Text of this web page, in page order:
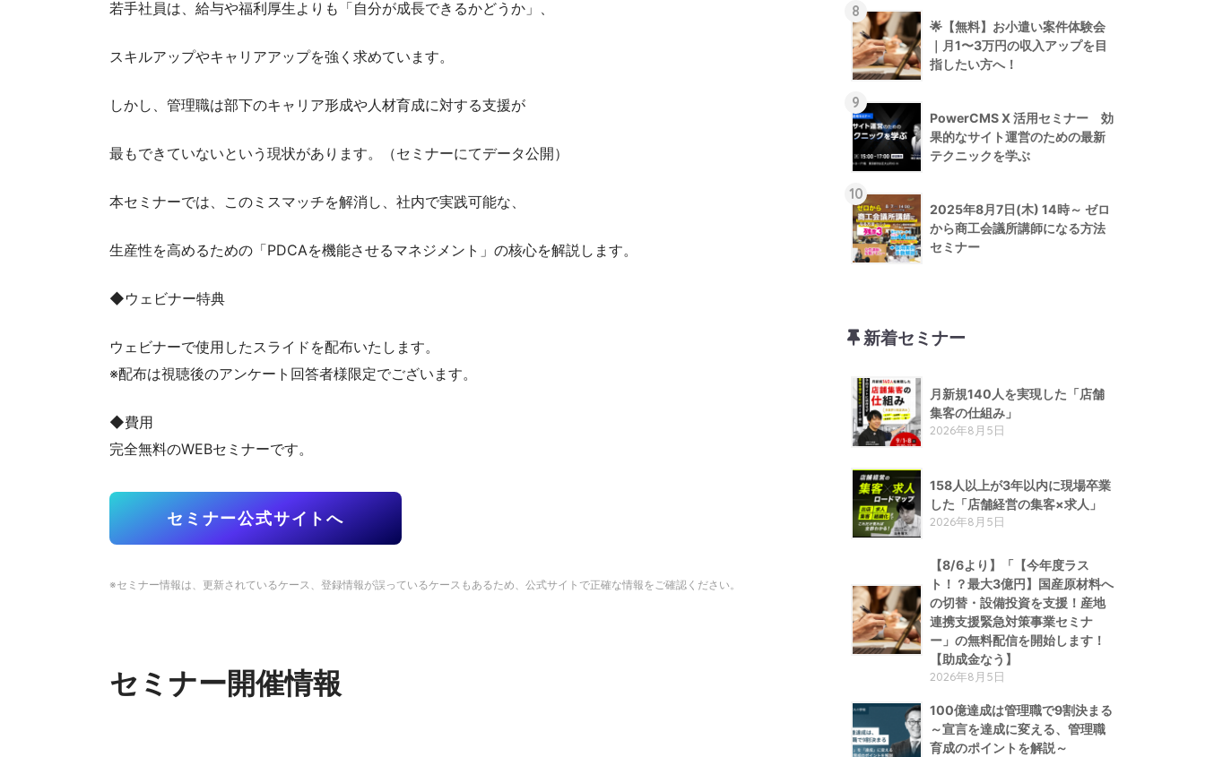
若手社員は、給与や福利厚生よりも「自分が成長できるかどうか」、
スキルアップやキャリアアップを強く求めています。
しかし、管理職は部下のキャリア形成や人材育成に対する支援が
最もできていないという現状があります。（セミナーにてデータ公開）
本セミナーでは、このミスマッチを解消し、社内で実践可能な、
生産性を高めるための「PDCAを機能させるマネジメント」の核心を解説します。
◆ウェビナー特典
ウェビナーで使用したスライドを配布いたします。
※配布は視聴後のアンケート回答者様限定でございます。
◆費用
完全無料のWEBセミナーです。
セミナー公式サイトへ
※セミナー情報は、更新されているケース、登録情報が誤っているケースもあるため、公式サイトで正確な情報をご確認ください。
セミナー開催情報
8
🌟【無料】お小遣い案件体験会
｜月1〜3万円の収入アップを目
指したい方へ！
9
PowerCMS X 活用セミナー 効
果的なサイト運営のための最新
テクニックを学ぶ
10
2025年8月7日(木) 14時～ ゼロ
から商工会議所講師になる方法
セミナー
新着セミナー
月新規140人を実現した「店舗
集客の仕組み」
2026年8月5日
158人以上が3年以内に現場卒業
した「店舗経営の集客×求人」
2026年8月5日
【8/6より】「【今年度ラス
ト！？最大3億円】国産原材料へ
の切替・設備投資を支援！産地
連携支援緊急対策事業セミナ
ー」の無料配信を開始します！
【助成金なう】
2026年8月5日
100億達成は管理職で9割決まる
～宣言を達成に変える、管理職
育成のポイントを解説～